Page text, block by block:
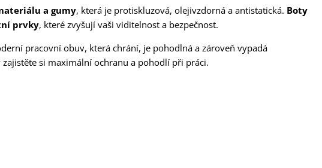
a gumy, která je protiskluzová, olejivzdorná a antistatická. Boty
prvky, které zvyšují vaši viditelnost a bezpečnost.
pracovní obuv, která chrání, je pohodlná a zároveň vypadá
si maximální ochranu a pohodlí při práci.